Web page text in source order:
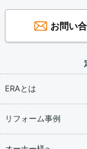
お問い
ERAとは
リフォーム事例